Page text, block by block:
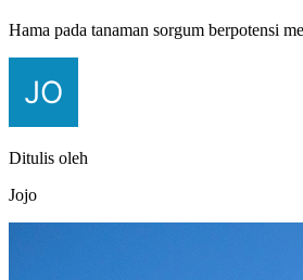
Hama pada tanaman sorgum berpotensi
Ditulis oleh
Jojo